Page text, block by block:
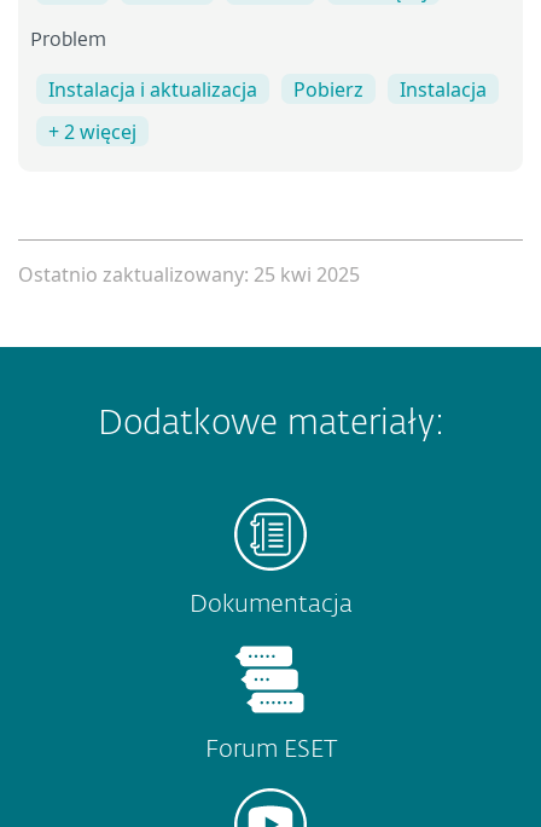
Problem
Instalacja i aktualizacja Pobierz
Instalacja
+ 2 więcej
Ostatnio zaktualizowany: 25 kwi 2025
Dodatkowe materiały:
Dokumentacja
Forum ESET